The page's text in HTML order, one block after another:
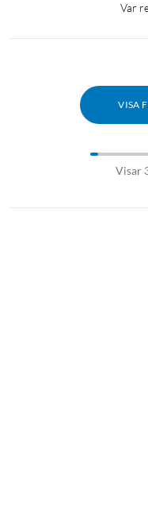
Var
VISA
Visar